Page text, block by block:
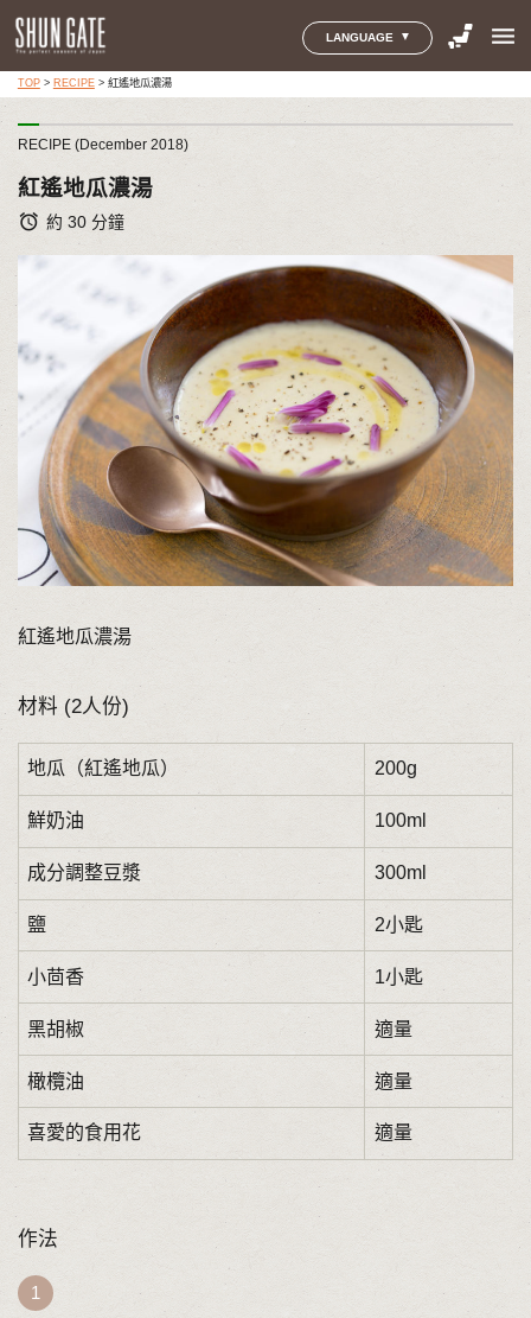
LANGUAGE menu
TOP> RECIPE> 紅遙地瓜濃湯
RECIPE (December 2018)
紅遙地瓜濃湯
alarm 約 30 分鐘
紅遙地瓜濃湯
材料 (2人份)
地瓜（紅遙地瓜） 200g
鮮奶油 100ml
成分調整豆漿 300ml
鹽 2小匙
小茴香 1小匙
黑胡椒 適量
橄欖油 適量
喜愛的食用花 適量
作法